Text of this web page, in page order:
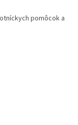
pomôcok a